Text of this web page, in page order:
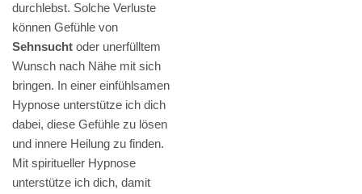
durchlebst. Solche Verluste
können Gefühle von
Sehnsucht oder unerfülltem
Wunsch nach Nähe mit sich
bringen. In einer einfühlsamen
Hypnose unterstütze ich dich
dabei, diese Gefühle zu lösen
und innere Heilung zu finden.
Mit spiritueller Hypnose
unterstütze ich dich, damit